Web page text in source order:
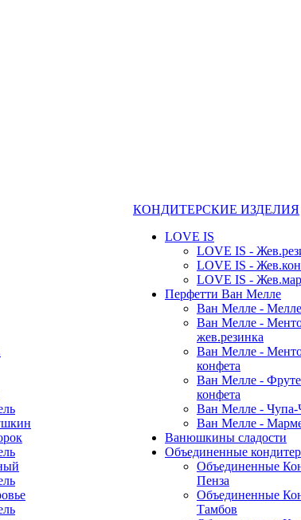
КОНДИТЕРСКИЕ ИЗДЕЛИЯ
LOVE IS
LOVE IS -
LOVE IS -
LOVE IS -
Перфетти Ван Мелле
Ван Мелле -
Ван Мелле -
жев.резинка
Ван Мелле -
конфета
Ван Мелле -
конфета
Ван Мелле - Чупа-
Ван Мелле -
Ванюшкины сладости
Объединенные
Объединенные
Пенза
Объединенные
Тамбов